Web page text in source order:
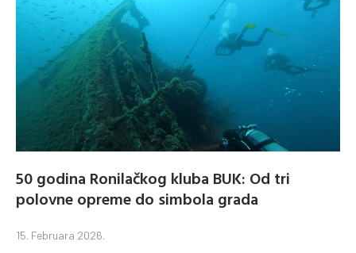
50 godina Ronilačkog kluba BUK: Od tri
polovne opreme do simbola grada
15. Februara 2026.